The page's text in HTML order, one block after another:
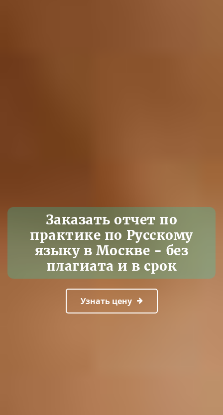
Заказать отчет по
практике по Русскому
языку в Москве - без
плагиата и в срок
Узнать цену